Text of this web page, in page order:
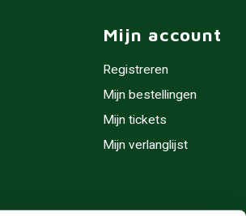
Mijn account
Registreren
Mijn bestellingen
Mijn tickets
Mijn verlanglijst